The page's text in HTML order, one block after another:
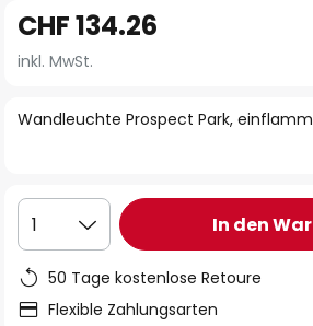
Anfang
der
springen
Wandleuchte Prospect Park,
CHF 134.26
inkl. MwSt.
1 In den
50 Tage kostenlose Retoure
Flexible Zahlungsarten